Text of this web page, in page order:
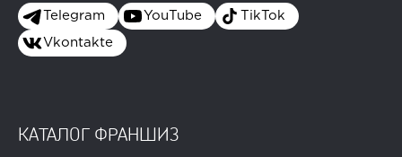
Telegram YouTube TikTok
Vkontakte
КАТАЛОГ ФРАНШИЗ